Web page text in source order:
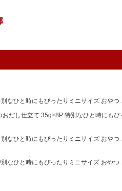
ひと時にもぴったりミニサイズ おやつ
し仕立て 35g×8P 特別なひと時にもぴ
ひと時にもぴったりミニサイズ おやつ
ひと時にもぴったりミニサイズ おやつ